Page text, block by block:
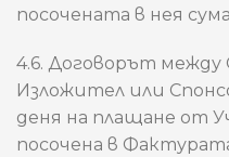
посочената в нея
4.6. Договорът
Изложител или
деня на плащане от
посочена в